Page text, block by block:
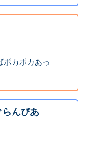
ポカポカあっ
んぴあ